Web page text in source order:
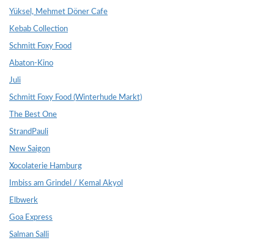
Yüksel, Mehmet Döner Cafe
Kebab Collection
Schmitt Foxy Food
Abaton-Kino
Juli
Schmitt Foxy Food (Winterhude Markt)
The Best One
StrandPauli
New Saigon
Xocolaterie Hamburg
Imbiss am Grindel / Kemal Akyol
Elbwerk
Goa Express
Salman Salli